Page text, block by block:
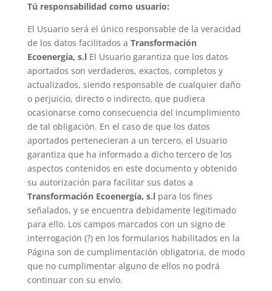
Tú responsabilidad como usuario:
El Usuario será el único responsable de la veracidad
de los datos facilitados a Transformación
Ecoenergía, s.lEl Usuario garantiza que los datos
aportados son verdaderos, exactos, completos y
actualizados, siendo responsable de cualquier daño
o perjuicio, directo o indirecto, que pudiera
ocasionarse como consecuencia del incumplimiento
de tal obligación. En el caso de que los datos
aportados pertenecieran a un tercero, el Usuario
garantiza que ha informado a dicho tercero de los
aspectos contenidos en este documento y obtenido
su autorización para facilitar sus datos a
Transformación Ecoenergía, s.lpara los fines
señalados, y se encuentra debidamente legitimado
para ello. Los campos marcados con un signo de
interrogación (?) en los formularios habilitados en la
Página son de cumplimentación obligatoria, de modo
que no cumplimentar alguno de ellos no podrá
continuar con su envío.